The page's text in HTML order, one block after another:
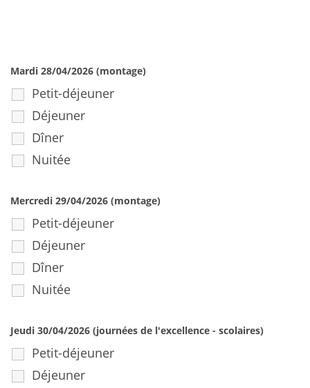
Mardi 28/04/2026 (montage)
Petit-déjeuner
Déjeuner
Dîner
Nuitée
Mercredi 29/04/2026 (montage)
Petit-déjeuner
Déjeuner
Dîner
Nuitée
Jeudi 30/04/2026 (journées de l'excellence - scolaires)
Petit-déjeuner
Déjeuner